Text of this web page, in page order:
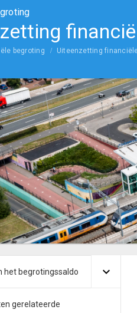
begroting Uiteenzetting
het begrotingssaldo
gerelateerde